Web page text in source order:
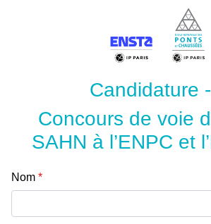
Candidature -
Concours de voie
SAHN à l’ENPC et
Nom *